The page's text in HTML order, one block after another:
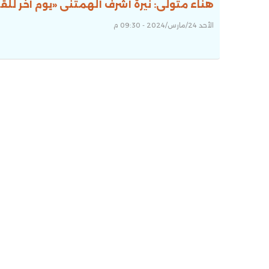
هناء متولى: نيرة أشرف ألهمتنى «يوم آخر
الأحد 24/مارس/2024 - 09:30 م